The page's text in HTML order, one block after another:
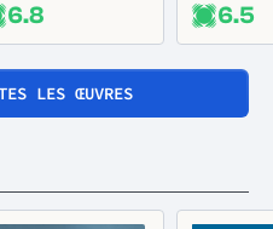
6.8 6.5
LES ŒUVRES